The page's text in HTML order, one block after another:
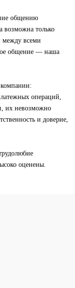
общению
возможна только
между всеми
общение — наша
компании:
операций,
их невозможно
и доверие,
оценены.